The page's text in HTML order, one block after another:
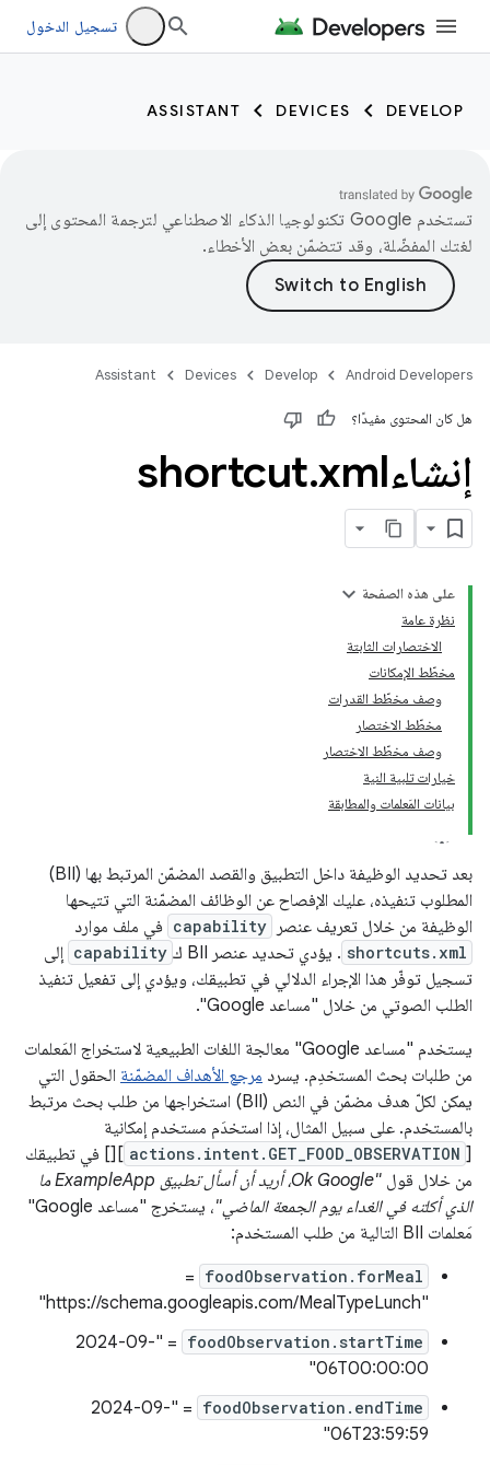
تسجيل الدخول
DEVELOP
DEVICES
ASSISTANT
تستخدم Google تكنولوجيا الذكاء الاصطناعي لترجمة المحتوى إلى
لغتك المفضّلة، وقد تتضمّن بعض الأخطاء.
Android Developers
Develop
Devices
Assistant
هل كان المحتوى مفيدًا؟
إنشاءshortcut .xml
على هذه الصفحة
نظرة عامة
الاختصارات الثابتة
مخطّط الإمكانات
وصف مخطّط القدرات
مخطّط الاختصار
وصف مخطّط الاختصار
خيارات تلبية النية
بيانات المَعلمات والمطابقة
بعد تحديد الوظيفة داخل التطبيق والقصد المضمّن المرتبط بها (BII)
المطلوب تنفيذه، عليك الإفصاح عن الوظائف المضمّنة التي تتيحها
الوظيفة من خلال تعريف عنصر
capability في ملف موارد
shortcuts.xml . يؤدي تحديد عنصر BII ك capability إلى
تسجيل توفّر هذا الإجراء الدلالي في تطبيقك، ويؤدي إلى تفعيل تنفيذ
الطلب الصوتي من خلال "مساعد Google".
يستخدم "مساعد Google" معالجة اللغات الطبيعية لاستخراج المَعلمات
من طلبات بحث المستخدِم. يسرد مرجع الأهداف المضمّنة الحقول التي
يمكن لكلّ هدف مضمّن في النص (BII) استخراجها من طلب بحث مرتبط
بالمستخدم. على سبيل المثال، إذا استخدَم مستخدم إمكانية
[
actions.intent.GET_FOOD_OBSERVATION ][] في تطبيقك
من خلال قول
"Ok Google، أريد أن أسأل تطبيق ExampleApp ما
الذي أكلته في الغداء يوم الجمعة الماضي"
، يستخرج "مساعد Google"
مَعلمات BII التالية من طلب المستخدم:
foodObservation.forMeal
=
"https://schema.googleapis.com/MealTypeLunch"
foodObservation.startTime
= "2024-09-
06T00:00:00"
foodObservation.endTime
= "2024-09-
06T23:59:59"